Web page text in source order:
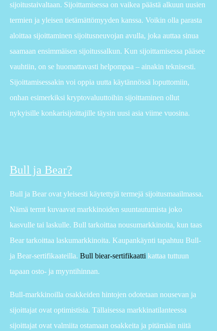
sijoitustaivaltaan. Sijoittamisessa on vaikea päästä alkuun uusien
termien ja yleisen tietämättömyyden kanssa. Voikin olla parasta
aloittaa sijoittaminen sijoitusneuvojan avulla, joka auttaa sinua
saamaan ensimmäisen sijoitussalkun. Kun sijoittamisessa pääsee
vauhtiin, on se huomattavasti helpompaa – ainakin teknisesti.
Sijoittamisessakin voi oppia uutta käytännössä loputtomiin,
onhan esimerkiksi kryptovaluuttoihin sijoittaminen ollut
nykyisille konkarisijoittajille täysin uusi asia viime vuosina.
Bull ja Bear?
Bull ja Bear ovat yleisesti käytettyjä termejä sijoitusmaailmassa.
Nämä termt kuvaavat markkinoiden suuntautumista joko
kasvulle tai laskulle. Bull tarkoittaa nousumarkkinoita, kun taas
Bear tarkoittaa laskumarkkinoita. Kaupankäynti tapahtuu Bull-
ja Bear-sertifikaateilla. Bull biear-sertifikaatti kattaa tuttuun
tapaan osto- ja myyntihinnan.
Bull-markkinoilla osakkeiden hintojen odotetaan nousevan ja
sijoittajat ovat optimistisia. Tällaisessa markkinatilanteessa
sijoittajat ovat valmiita ostamaan osakkeita ja pitämään niitä